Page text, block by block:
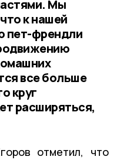
Мы
к нашей
пет-френдли
все больше
круг
расширяться,
отметил, что